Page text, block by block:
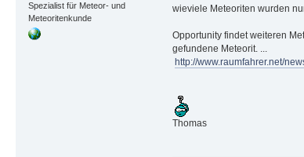
Spezialist für Meteor- und
Meteoritenkunde
wieviele Meteoriten wurden
Opportunity findet weiteren
gefundene Meteorit. ...
http://www.raumfahrer.net/
Thomas